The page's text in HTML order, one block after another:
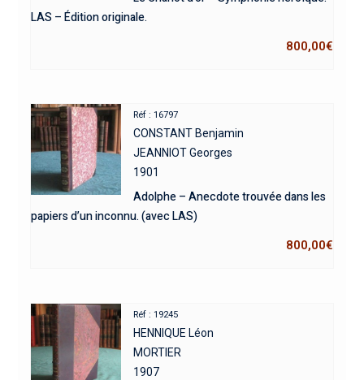
LAS – Édition originale.
800,00€
Réf : 16797
CONSTANT Benjamin
JEANNIOT Georges
1901
Adolphe – Anecdote trouvée dans les
papiers d’un inconnu. (avec LAS)
800,00€
Réf : 19245
HENNIQUE Léon
MORTIER
1907